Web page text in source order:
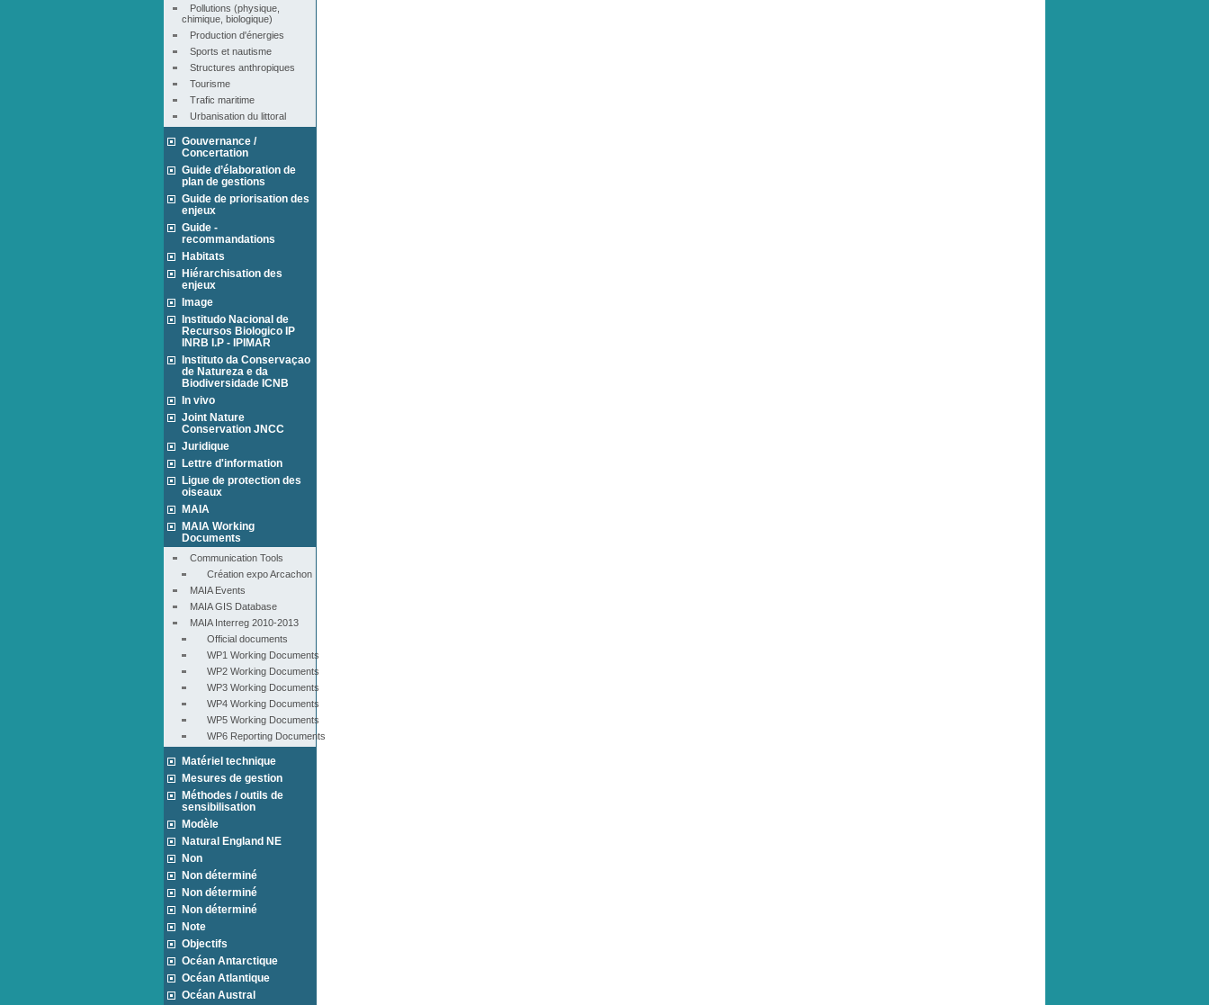
Pollutions (physique,
chimique, biologique)
Production d'énergies
Sports et nautisme
Structures anthropiques
Tourisme
Trafic maritime
Urbanisation du littoral
Gouvernance /
Concertation
Guide d’élaboration de
plan de gestions
Guide de priorisation des
enjeux
Guide -
recommandations
Habitats
Hiérarchisation des
enjeux
Image
Institudo Nacional de
Recursos Biologico IP
INRB I.P - IPIMAR
Instituto da Conservaçao
de Natureza e da
Biodiversidade ICNB
In vivo
Joint Nature
Conservation JNCC
Juridique
Lettre d'information
Ligue de protection des
oiseaux
MAIA
MAIA Working
Documents
Communication Tools
Création expo Arcachon
MAIA Events
MAIA GIS Database
MAIA Interreg 2010-2013
Official documents
WP1 Working Documents
WP2 Working Documents
WP3 Working Documents
WP4 Working Documents
WP5 Working Documents
WP6 Reporting Documents
Matériel technique
Mesures de gestion
Méthodes / outils de
sensibilisation
Modèle
Natural England NE
Non
Non déterminé
Non déterminé
Non déterminé
Note
Objectifs
Océan Antarctique
Océan Atlantique
Océan Austral